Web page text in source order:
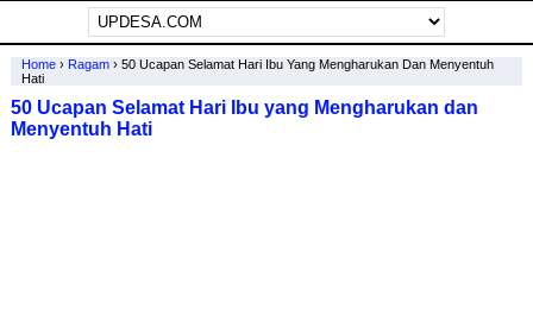
Home› Ragam› 50 Ucapan Selamat Hari Ibu Yang Mengharukan Dan Menyentuh
Hati
50 Ucapan Selamat Hari Ibu yang Mengharukan dan
Menyentuh Hati